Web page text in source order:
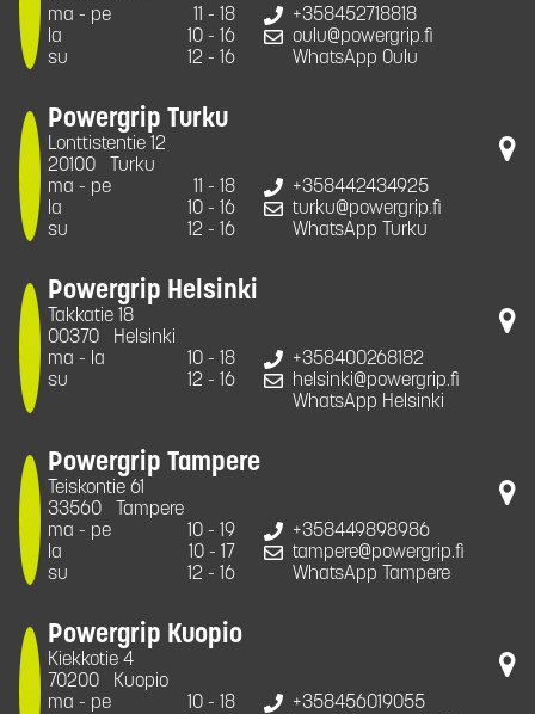
ma - pe
11 - 18
la
10 - 16
su
12 - 16
+358452718818
oulu@powergrip.fi
WhatsApp Oulu
Powergrip Turku
Lonttistentie 12
20100
Turku
ma - pe
11 - 18
la
10 - 16
su
12 - 16
+358442434925
turku@powergrip.fi
WhatsApp Turku
Powergrip Helsinki
Takkatie 18
00370
Helsinki
ma - la
10 - 18
su
12 - 16
+358400268182
helsinki@powergrip.fi
WhatsApp Helsinki
Powergrip Tampere
Teiskontie 61
33560
Tampere
ma - pe
10 - 19
la
10 - 17
su
12 - 16
+358449898986
tampere@powergrip.fi
WhatsApp Tampere
Powergrip Kuopio
Kiekkotie 4
70200
Kuopio
ma - pe
10 - 18
+358456019055